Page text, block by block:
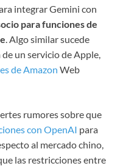
integrar Gemini con
para funciones de
. Algo similar sucede
un servicio de Apple,
de Amazon Web
rumores sobre que
con OpenAI para
al mercado chino,
las restricciones entre